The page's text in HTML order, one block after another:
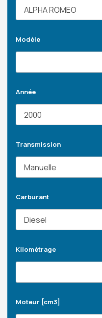
Modèle
Année
Transmission
Carburant
Kilométrage
Moteur [cm3]